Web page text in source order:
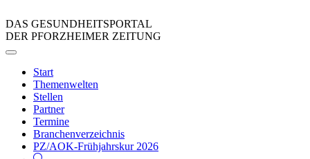
DAS GESUNDHEITSPORTAL
DER PFORZHEIMER ZEITUNG
Start
Themenwelten
Stellen
Partner
Termine
Branchenverzeichnis
PZ/AOK-Frühjahrskur 2026